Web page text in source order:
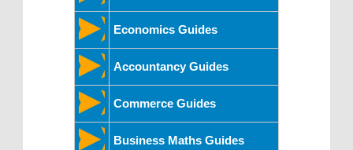
Economics Guides
Accountancy Guides
Commerce Guides
Business Maths Guides